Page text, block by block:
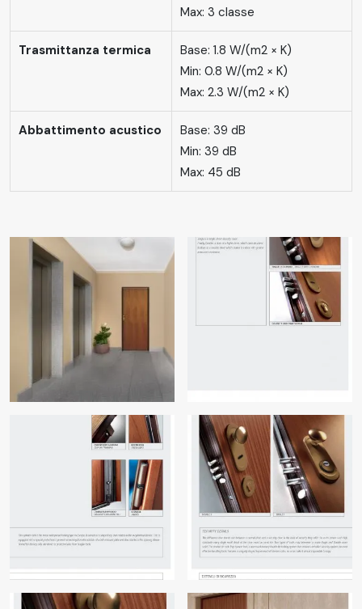
Max: 3 classe
Trasmittanza termica
Base: 1.8 W/(m2 × K)
Min: 0.8 W/(m2 × K)
Max: 2.3 W/(m2 × K)
Abbattimento acustico
Base: 39 dB
Min: 39 dB
Max: 45 dB